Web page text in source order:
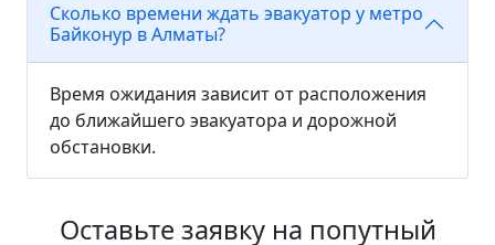
Сколько времени ждать эвакуатор у метро
Байконур в Алматы?
Время ожидания зависит от расположения
до ближайшего эвакуатора и дорожной
обстановки.
Оставьте заявку на попутный